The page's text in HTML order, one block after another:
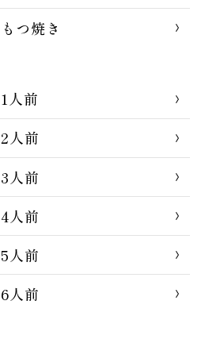
もつ焼き
1人前
2人前
3人前
4人前
5人前
6人前